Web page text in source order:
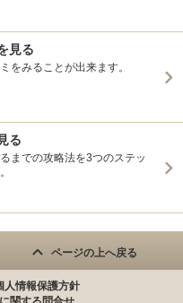
見る
をみることが出来ます。
る
までの攻略法を3つのステッ
ページの上へ戻る
人情報保護方針